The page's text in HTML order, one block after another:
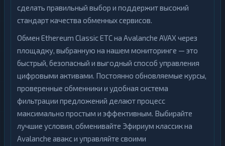
сделать правильный выбор и поддержит высокий
стандарт качества обменных сервисов.
Обмен Ethereum Classic ETC на Avalanche AVAX через
площадку, выбранную на нашем мониторинге — это
быстрый, безопасный и выгодный способ управления
цифровыми активами. Постоянно обновляемые курсы,
проверенные обменники и удобная система
фильтрации предложений делают процесс
максимально простым и эффективным. Выбирайте
лучшие условия, обменивайте Эфириум классик на
Avalanche авакс и управляйте своими